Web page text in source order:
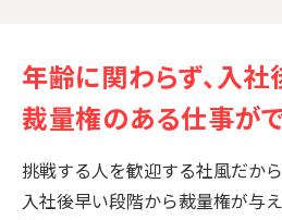
年齢に関わらず、入社
裁量権のある仕事が
挑戦する人を歓迎する社風だか
入社後早い段階から裁量権が与